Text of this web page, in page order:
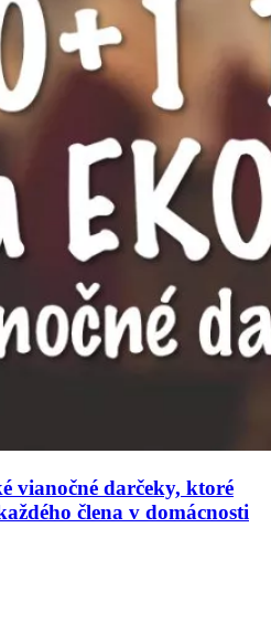
vianočné darčeky, ktoré
člena v domácnosti